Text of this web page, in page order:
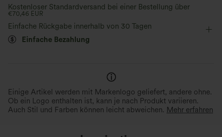
Mittlere Dehnung
Kostenloser Standardversand bei einer Bestellung über
€70,46 EUR
Einfache Rückgabe innerhalb von 30 Tagen
Einfache Bezahlung
Einige Artikel werden mit Markenlogo geliefert, andere ohne.
Ob ein Logo enthalten ist, kann je nach Produkt variieren.
Auch Stil und Farben können leicht abweichen. Mehr erfahren